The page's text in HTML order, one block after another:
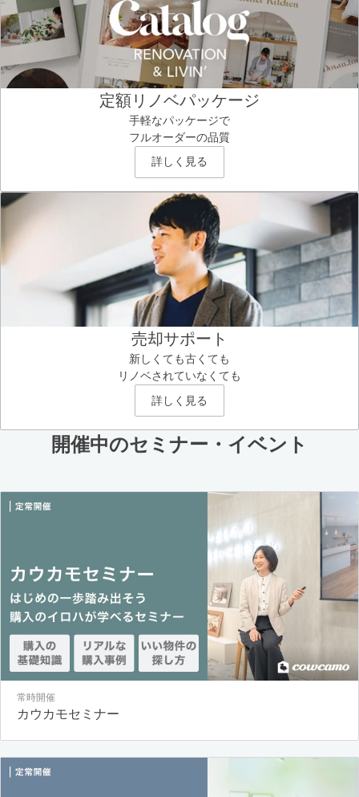
定額リノベパッケージ
手軽なパッケージで
フルオーダーの品質
詳しく見る
売却サポート
新しくても古くても
リノベされていなくても
詳しく見る
開催中のセミナー・イベント
常時開催
カウカモセミナー